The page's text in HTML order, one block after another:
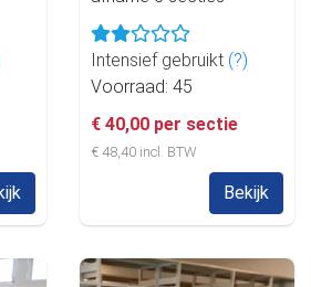
Intensief gebruikt (?)
Voorraad: 45
€ 40,00 per sectie
€ 48,40 incl. BTW
Bekijk